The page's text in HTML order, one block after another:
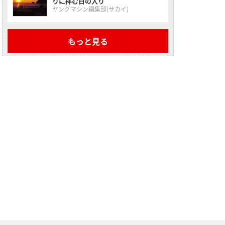
ヤングマシン編集部(サカイ)
もっと見る